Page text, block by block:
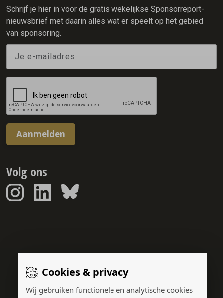
Cookies & privacy
Wij gebruiken functionele en analytische cookies
Schrijf je hier in voor de gratis wekelijkse Sponsorreport-
nieuwsbrief met daarin alles wat er speelt op het gebied
van sponsoring.
Aanmelden
Volg ons
Sponsorreport © 2026
Gerealiseerd door: